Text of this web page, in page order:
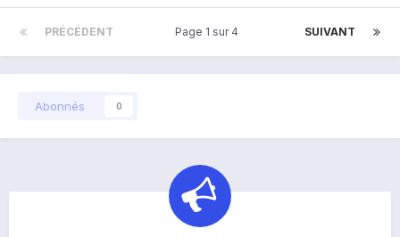
PRÉCÉDENT SUIVANT
Page 1 sur 4
Abonnés 0